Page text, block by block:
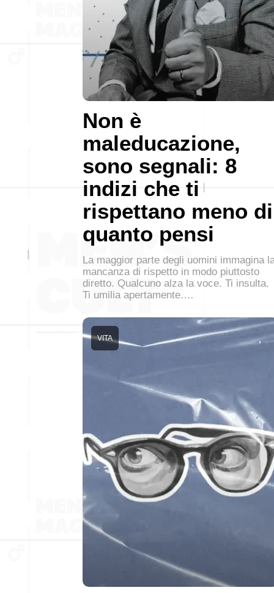
Non è
maleducazione,
sono segnali: 8
indizi che ti
rispettano meno di
quanto pensi
La maggior parte degli uomini immagina
mancanza di rispetto in modo piuttosto
diretto. Qualcuno alza la voce. Ti insulta.
Ti umilia apertamente.…
VITA